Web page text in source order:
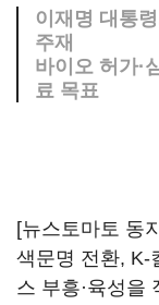
이재명 대통
주재
바이오 허가·
료 목표
[뉴스토마토 동
색문명 전환, K-
스 부흥·육성을